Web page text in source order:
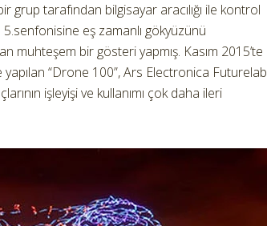
grup tarafından bilgisayar aracılığı ile kontrol
5.senfonisine eş zamanlı gökyüzünü
muhteşem bir gösteri yapmış. Kasım 2015’te
“Drone 100”, Ars Electronica Futurelab
işleyişi ve kullanımı çok daha ileri